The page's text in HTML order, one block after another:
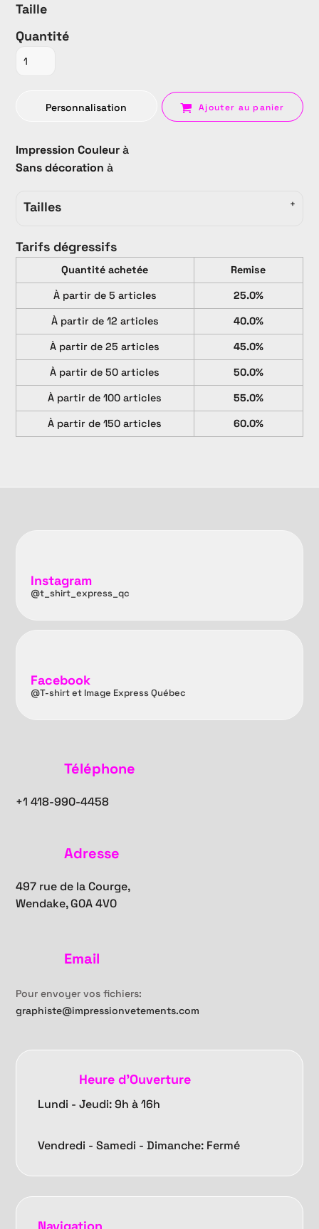
Taille
Quantité
Personnalisation Ajouter au panier
Impression Couleurà
Sans décoration à
Tailles
Tarifs dégressifs
Quantité achetée
Remise
À partir de 5 articles
25.0%
À partir de 12 articles
40.0%
À partir de 25 articles
45.0%
À partir de 50 articles
50.0%
À partir de 100 articles
55.0%
À partir de 150 articles
60.0%
Instagram
@t_shirt_express_qc
Facebook
@T-shirt et Image Express Québec
Téléphone
+1418-990-4458
Adresse
497 rue de la Courge,
Wendake, G0A 4V0
Email
Pour envoyer vos fichiers:
graphiste@impressionvetements.com
Heure d'Ouverture
Lundi - Jeudi: 9h à 16h
Vendredi -Samedi - Dimanche: Fermé
Navigation